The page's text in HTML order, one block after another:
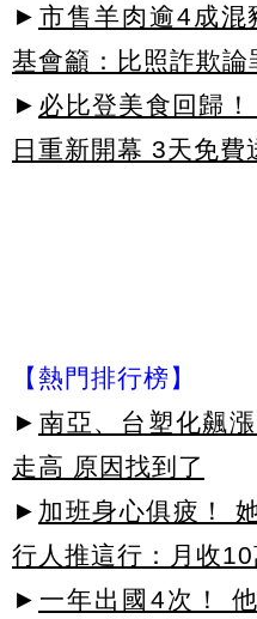
► 市售羊肉逾4成混
基會籲：比照詐欺論
► 必比登美食回歸
日重新開幕 3天免費
【熱門排行榜】
► 南亞、台塑化飆
走高 原因找到了
► 加班身心俱疲！
行人推這行：月收
► 一年出國4次！